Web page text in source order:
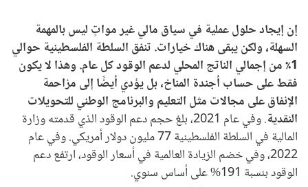
إن إيجاد حلول عملية في سياق مالي غير مواتٍ ليس بالمهمة
السهلة، ولكن يبقى هناك خيارات. تنفق السلطة الفلسطينية حوالي
1٪ من إجمالي الناتج المحلي لدعم الوقود كل عام. وهذا لا يكون
فقط على حساب أجندة المناخ، بل يؤدي أيضًا إلى مزاحمة
الإنفاق على مجالات مثل التعليم والبرنامج الوطني للتحويلات
النقدية
. وفي عام 2021، بلغ حجم دعم الوقود الذي قدمته وزارة
المالية في السلطة الفلسطينية 77 مليون دولار أمريكي. وفي عام
2022، وفي خضم الزيادة العالمية في أسعار الوقود، ارتفع دعم
الوقود بنسبة 191% على أساس سنوي.